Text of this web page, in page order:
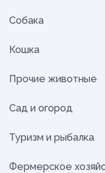
Собака
Кошка
Прочие животные
Сад и огород
Туризм и рыбалка
Фермерское